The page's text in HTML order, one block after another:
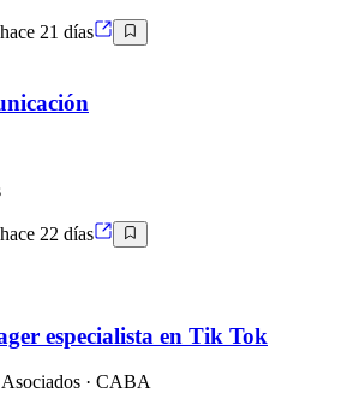
hace 21 días
hace 22 días
especialista en Tik Tok
· CABA